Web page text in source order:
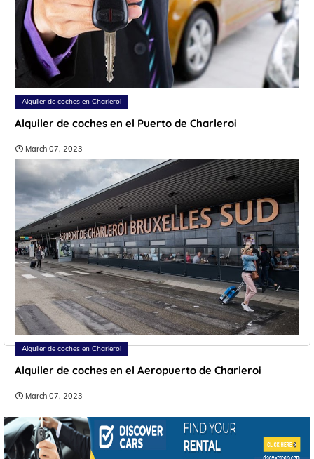
Alquiler de coches en Charleroi
Alquiler de coches en el Puerto de Charleroi
March 07, 2023
Alquiler de coches en Charleroi
Alquiler de coches en el Aeropuerto de Charleroi
March 07, 2023